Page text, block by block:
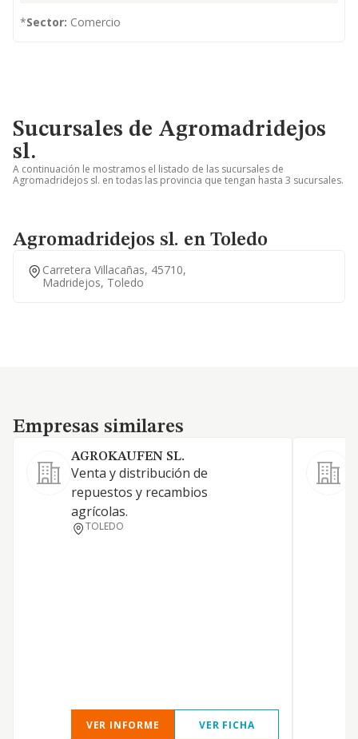
*Sector: Comercio
Sucursales de Agromadridejos
sl.
A continuación le mostramos el listado de las sucursales de
Agromadridejos sl. en todas las provincia que tengan hasta 3 sucursales.
Agromadridejos sl. en Toledo
Carretera Villacañas, 45710,
Madridejos, Toledo
Empresas similares
Empresas similares
AGROKAUFEN SL.
Venta y distribución de
repuestos y recambios
agrícolas.
TOLEDO
VER INFORME VER FICHA